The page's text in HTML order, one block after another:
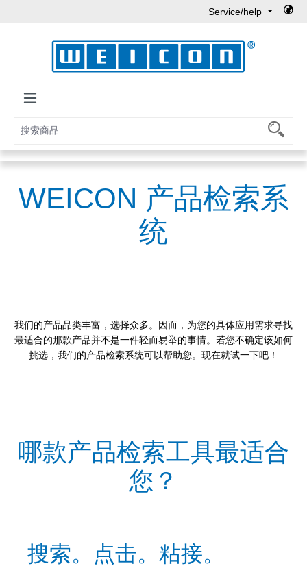
Service/help
WEICON 产品检索系
统
我们的产品品类丰富，选择众多。因而，为您的具体应用需求寻找
最适合的那款产品并不是一件轻而易举的事情。若您不确定该如何
挑选，我们的产品检索系统可以帮助您。现在就试一下吧！
哪款产品检索工具最适合
您？
搜索。点击。粘接。